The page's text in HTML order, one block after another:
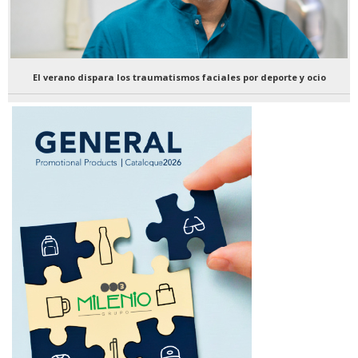
El verano dispara los traumatismos faciales por deporte y ocio